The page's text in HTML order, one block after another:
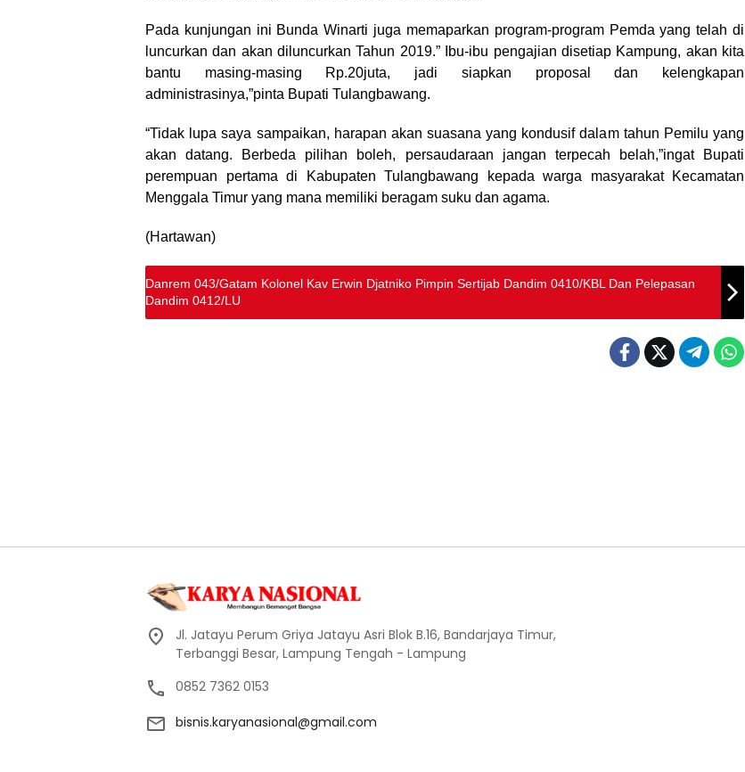
Pada kunjungan ini Bunda Winarti juga memaparkan program-program Pemda yang telah di
luncurkan dan akan diluncurkan Tahun 2019.” Ibu-ibu pengajian disetiap Kampung, akan kita
bantu masing-masing Rp.20juta, jadi siapkan proposal dan kelengkapan
administrasinya,”pinta Bupati Tulangbawang.
“Tidak lupa saya sampaikan, harapan akan suasana yang kondusif dalam tahun Pemilu yang
akan datang. Berbeda pilihan boleh, persaudaraan jangan terpecah belah,”ingat Bupati
perempuan pertama di Kabupaten Tulangbawang kepada warga masyarakat Kecamatan
Menggala Timur yang mana memiliki beragam suku dan agama.
(Hartawan)
Danrem 043/Gatam Kolonel Kav Erwin Djatniko Pimpin Sertijab Dandim 0410/KBL Dan Pelepasan
Dandim 0412/LU
Jl. Jatayu Perum Griya Jatayu Asri Blok B.16, Bandarjaya Timur,
Terbanggi Besar, Lampung Tengah - Lampung
0852 7362 0153
bisnis.karyanasional@gmail.com